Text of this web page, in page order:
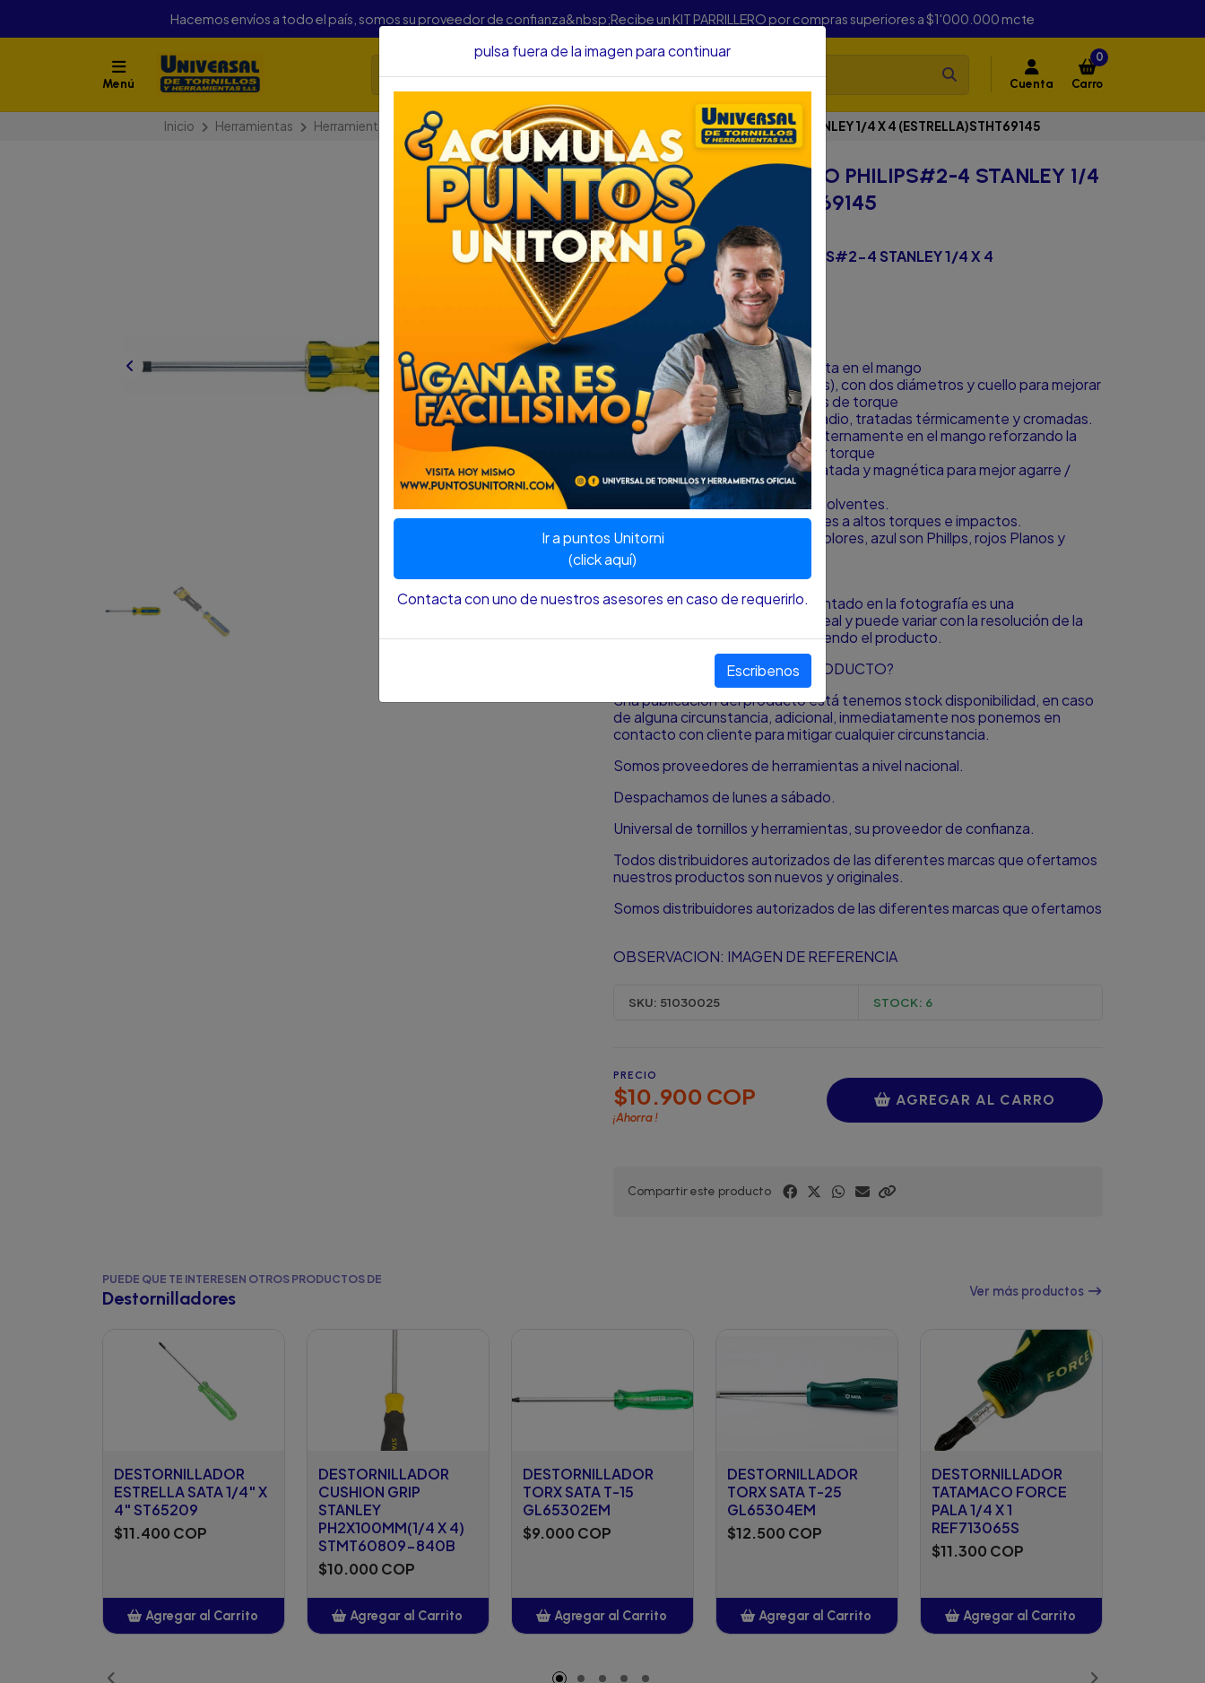
Hacemos envíos a todo el país, somos su proveedor de confianza&nbsp;Recibe un KIT PARRILLERO por compras superiores a $1'000.000 mcte
Menú Cuenta
0
Carro
Inicio Herramientas Herramienta Manual Destornilladores DESTORNILLADOR PRO PHILIPS#2-4 STANLEY 1/4 X 4 (ESTRELLA)STHT69145
DESTORNILLADOR PRO PHILIPS#2-4 STANLEY 1/4
X 4 (ESTRELLA)STHT69145
DESCRIPCIÓN
DESTORNILLADOR PRO PHILIPS#2-4 STANLEY 1/4 X 4
(ESTRELLA)STHT69145
SKU...51030025
DESCRIPCIÓN...
Indicación del tamaño y punta en el mango
Mango Hexa-lobular (6 lados), con dos diámetros y cuello para mejorar
el control en las aplicaciones de torque
Barras en acero Cromo Vanadio, tratadas térmicamente y cromadas.
La barra posee dos aspas internamente en el mango reforzando la
unión barra-mango al aplicar torque
Punta anti-resbalante fosfatada y magnética para mejor agarre /
acople
Mangos PVC resistentes a solventes.
Mangos cómodos resistentes a altos torques e impactos.
Mango especificados por Colores, azul son Phillps, rojos Planos y
Nota:El color y el tamaño presentado en la fotografía es una
aproximación al color y tamaño real y puede variar con la resolución de la
pantalla desde donde se está viendo el producto.
¿HAY DISPONIBILIDAD DEL PRODUCTO?
Si la publicación del producto está tenemos stock disponibilidad, en caso
de alguna circunstancia, adicional, inmediatamente nos ponemos en
contacto con cliente para mitigar cualquier circunstancia.
Somos proveedores de herramientas a nivel nacional.
Despachamos de lunes a sábado.
Universal de tornillos y herramientas, su proveedor de confianza.
Todos distribuidores autorizados de las diferentes marcas que ofertamos
nuestros productos son nuevos y originales.
Somos distribuidores autorizados de las diferentes marcas que ofertamos
OBSERVACION: IMAGEN DE REFERENCIA
SKU: 51030025 STOCK: 6
PRECIO
$10.900 COP
¡Ahorra!
AGREGAR AL CARRO
Compartir este producto
PUEDE QUE TE INTERESEN OTROS PRODUCTOS DE
Destornilladores Ver más productos
DESTORNILLADOR
ESTRELLA SATA 1/4" X
4" ST65209
$11.400 COP
Agregar al Carrito
DESTORNILLADOR
CUSHION GRIP
STANLEY
PH2X100MM(1/4 X 4)
STMT60809-840B
$10.000 COP
Agregar al Carrito
DESTORNILLADOR
TORX SATA T-15
GL65302EM
$9.000 COP
Agregar al Carrito
DESTORNILLADOR
TORX SATA T-25
GL65304EM
$12.500 COP
Agregar al Carrito
DESTORNILLADOR
TATAMACO FORCE
PALA 1/4 X 1
REF713065S
$11.300 COP
Agregar al Carrito
pulsa fuera de la imagen para continuar
Ir a puntos Unitorni
(click aquí)
Contacta con uno de nuestros asesores en caso de requerirlo.
Escribenos